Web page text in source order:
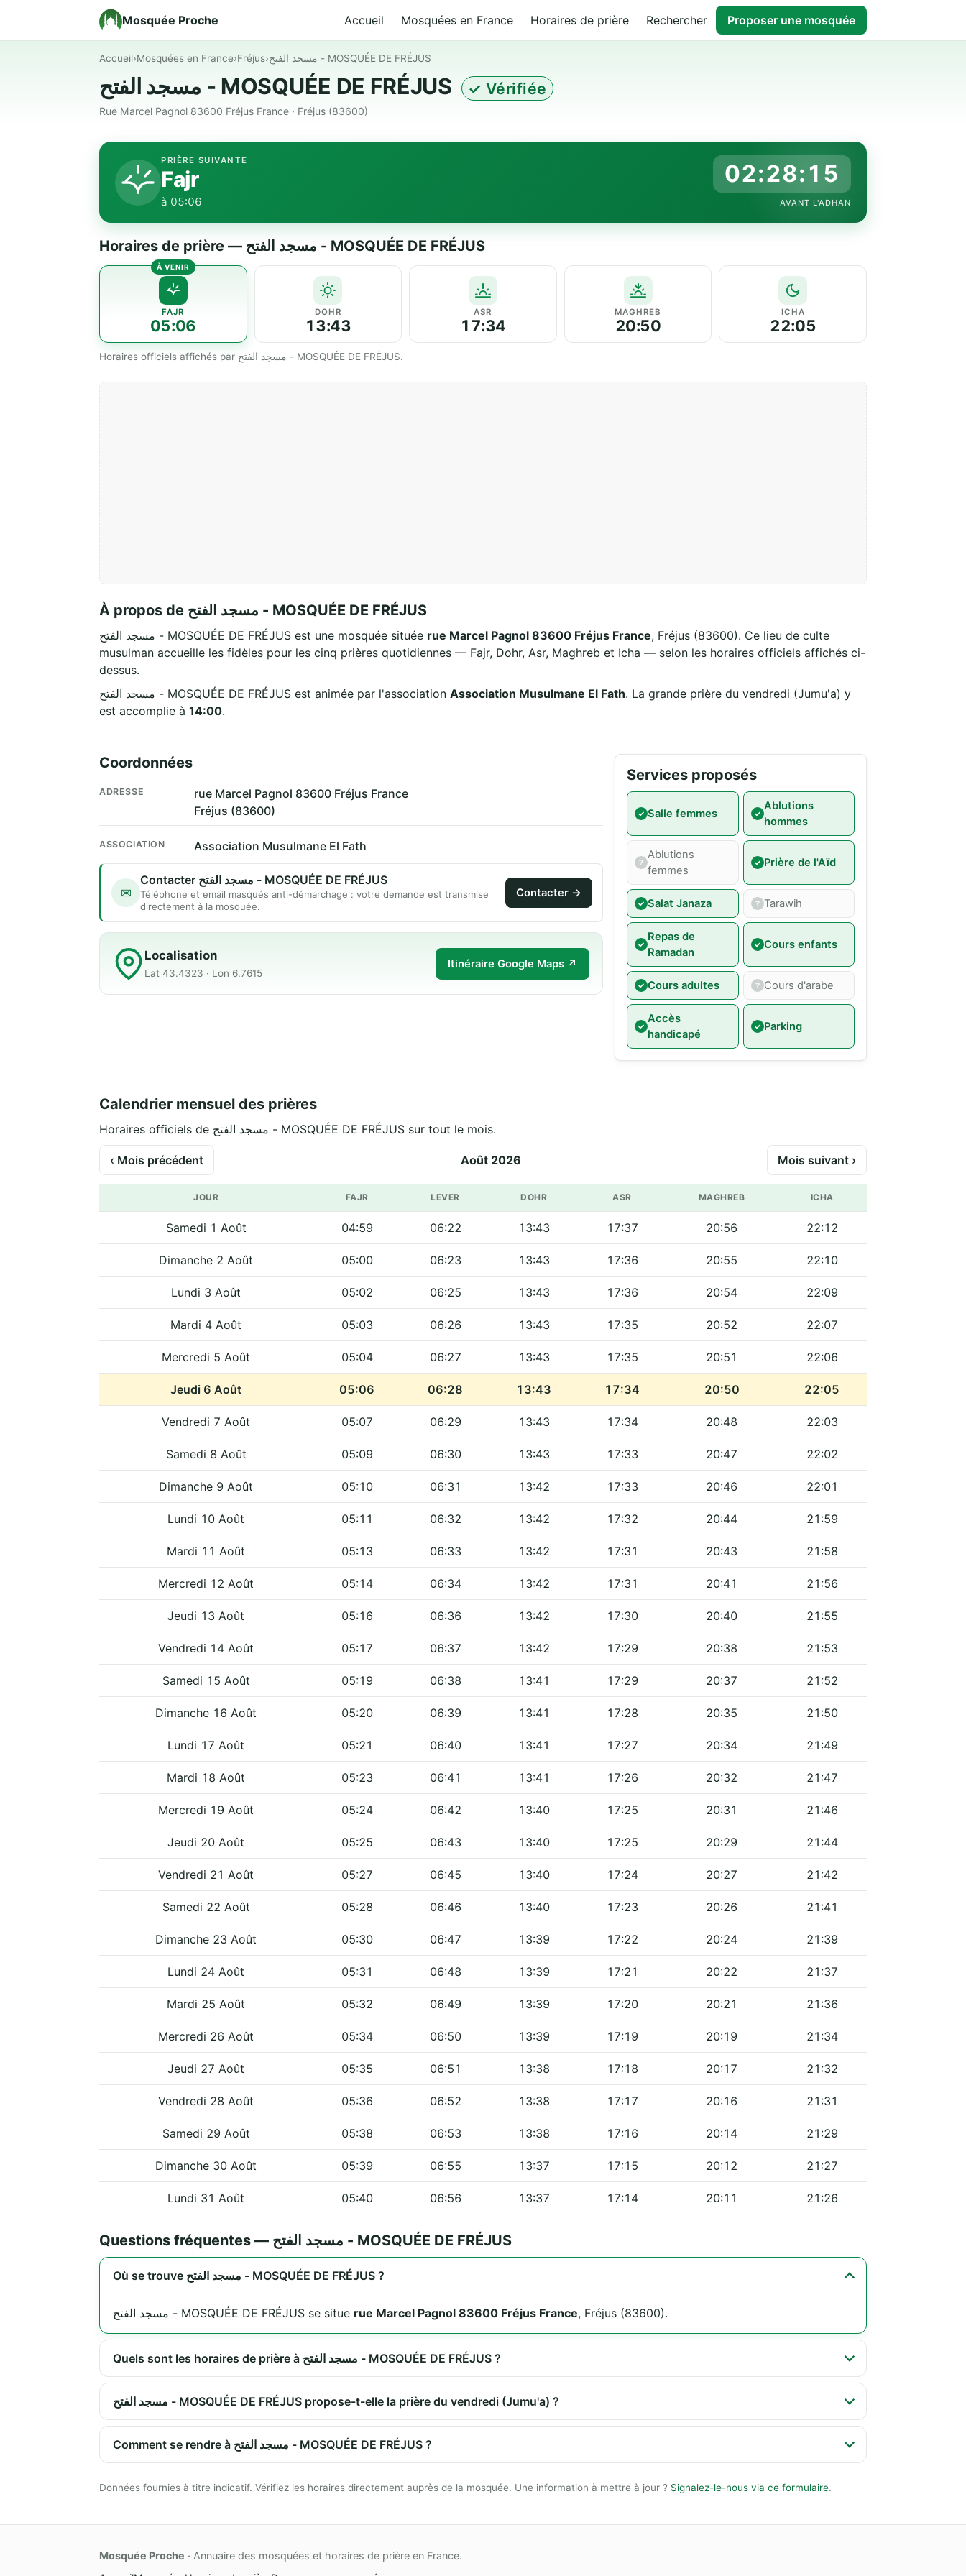
Mosquée Proche Accueil Mosquées en France Horaires de prière Rechercher Proposer une mosquée
Accueil›Mosquées en France›Fréjus› مسجد الفتح - MOSQUÉE DE FRÉJUS
مسجد الفتح - MOSQUÉE DE FRÉJUS ✓ Vérifiée
Rue Marcel Pagnol 83600 Fréjus France · Fréjus (83600)
PRIÈRE SUIVANTE
Fajr
à 05:06
02:28:14
AVANT L'ADHAN
Horaires de prière — مسجد الفتح - MOSQUÉE DE FRÉJUS
FAJR
05:06
DOHR
13:43
ASR
17:34
MAGHREB
20:50
ICHA
22:05
Horaires officiels affichés par مسجد الفتح - MOSQUÉE DE FRÉJUS.
À propos de مسجد الفتح - MOSQUÉE DE FRÉJUS
مسجد الفتح - MOSQUÉE DE FRÉJUS est une mosquée située rue Marcel Pagnol 83600 Fréjus France, Fréjus (83600). Ce lieu de culte
musulman accueille les fidèles pour les cinq prières quotidiennes — Fajr, Dohr, Asr, Maghreb et Icha — selon les horaires officiels affichés ci-
dessus.
مسجد الفتح - MOSQUÉE DE FRÉJUS est animée par l'association Association Musulmane El Fath. La grande prière du vendredi (Jumu'a) y
est accomplie à 14:00.
Coordonnées
ADRESSE
rue Marcel Pagnol 83600 Fréjus France
Fréjus (83600)
ASSOCIATION Association Musulmane El Fath
✉
Contacter مسجد الفتح - MOSQUÉE DE FRÉJUS
Téléphone et email masqués anti-démarchage : votre demande est transmise
directement à la mosquée.
Contacter →
Localisation
Lat 43.4323 · Lon 6.7615
Itinéraire Google Maps ↗
Services proposés
Salle femmes
Ablutions
hommes
Ablutions
femmes
Prière de l'Aïd
Salat Janaza Tarawih
Repas de
Ramadan
Cours enfants
Cours adultes Cours d'arabe
Accès
handicapé
Parking
Calendrier mensuel des prières
Horaires officiels de مسجد الفتح - MOSQUÉE DE FRÉJUS sur tout le mois.
‹ Mois précédent Août 2026 Mois suivant ›
JOUR FAJR LEVER DOHR ASR MAGHREB ICHA
Samedi 1 Août 04:59 06:22 13:43 17:37 20:56 22:12
Dimanche 2 Août 05:00 06:23 13:43 17:36 20:55 22:10
Lundi 3 Août 05:02 06:25 13:43 17:36 20:54 22:09
Mardi 4 Août 05:03 06:26 13:43 17:35 20:52 22:07
Mercredi 5 Août 05:04 06:27 13:43 17:35 20:51 22:06
Jeudi 6 Août 05:06 06:28 13:43 17:34 20:50 22:05
Vendredi 7 Août 05:07 06:29 13:43 17:34 20:48 22:03
Samedi 8 Août 05:09 06:30 13:43 17:33 20:47 22:02
Dimanche 9 Août 05:10 06:31 13:42 17:33 20:46 22:01
Lundi 10 Août 05:11 06:32 13:42 17:32 20:44 21:59
Mardi 11 Août 05:13 06:33 13:42 17:31 20:43 21:58
Mercredi 12 Août 05:14 06:34 13:42 17:31 20:41 21:56
Jeudi 13 Août 05:16 06:36 13:42 17:30 20:40 21:55
Vendredi 14 Août 05:17 06:37 13:42 17:29 20:38 21:53
Samedi 15 Août 05:19 06:38 13:41 17:29 20:37 21:52
Dimanche 16 Août 05:20 06:39 13:41 17:28 20:35 21:50
Lundi 17 Août 05:21 06:40 13:41 17:27 20:34 21:49
Mardi 18 Août 05:23 06:41 13:41 17:26 20:32 21:47
Mercredi 19 Août 05:24 06:42 13:40 17:25 20:31 21:46
Jeudi 20 Août 05:25 06:43 13:40 17:25 20:29 21:44
Vendredi 21 Août 05:27 06:45 13:40 17:24 20:27 21:42
Samedi 22 Août 05:28 06:46 13:40 17:23 20:26 21:41
Dimanche 23 Août 05:30 06:47 13:39 17:22 20:24 21:39
Lundi 24 Août 05:31 06:48 13:39 17:21 20:22 21:37
Mardi 25 Août 05:32 06:49 13:39 17:20 20:21 21:36
Mercredi 26 Août 05:34 06:50 13:39 17:19 20:19 21:34
Jeudi 27 Août 05:35 06:51 13:38 17:18 20:17 21:32
Vendredi 28 Août 05:36 06:52 13:38 17:17 20:16 21:31
Samedi 29 Août 05:38 06:53 13:38 17:16 20:14 21:29
Dimanche 30 Août 05:39 06:55 13:37 17:15 20:12 21:27
Lundi 31 Août 05:40 06:56 13:37 17:14 20:11 21:26
Questions fréquentes — مسجد الفتح - MOSQUÉE DE FRÉJUS
Où se trouve مسجد الفتح - MOSQUÉE DE FRÉJUS ?
مسجد الفتح - MOSQUÉE DE FRÉJUS se situe rue Marcel Pagnol 83600 Fréjus France, Fréjus (83600).
Quels sont les horaires de prière à مسجد الفتح - MOSQUÉE DE FRÉJUS ?
مسجد الفتح - MOSQUÉE DE FRÉJUS propose-t-elle la prière du vendredi (Jumu'a) ?
Comment se rendre à مسجد الفتح - MOSQUÉE DE FRÉJUS ?
Données fournies à titre indicatif. Vérifiez les horaires directement auprès de la mosquée. Une information à mettre à jour ? Signalez-le-nous via ce formulaire.
Mosquée Proche · Annuaire des mosquées et horaires de prière en France.